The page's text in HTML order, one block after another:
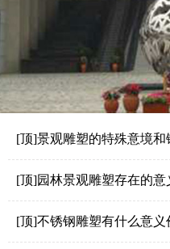
[顶]景观雕塑的特殊意境
[顶]园林景观雕塑存在的意
[顶]不锈钢雕塑有什么意义